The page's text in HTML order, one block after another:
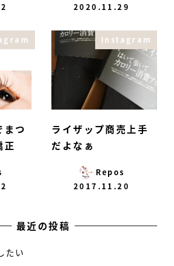
2020.11.29
まつ
正
Instagram
ライザップ商売上手︎
だよなぁ
Repos
2017.11.20
最近の投稿
たい